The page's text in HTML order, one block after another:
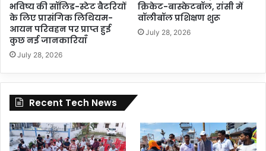
भविष्य की सॉलिड-स्टेट बैटरियों
के लिए प्रासंगिक लिथियम-
आयन परिवहन पर प्राप्त हुई
कुछ नई जानकारियाँ
July 28, 2026
क्रिकेट-बास्केटबॉल, रांसी में
वॉलीबॉल प्रशिक्षण शुरू
July 28, 2026
Recent Tech News